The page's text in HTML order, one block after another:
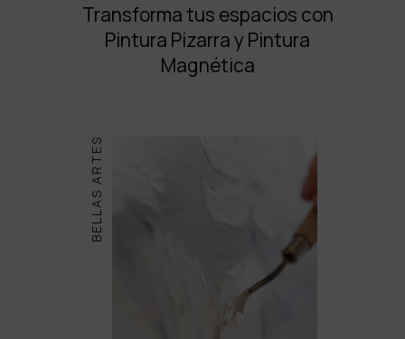
Transforma tus espacios con
Pintura Pizarra y Pintura
Magnética
BELLAS ARTES